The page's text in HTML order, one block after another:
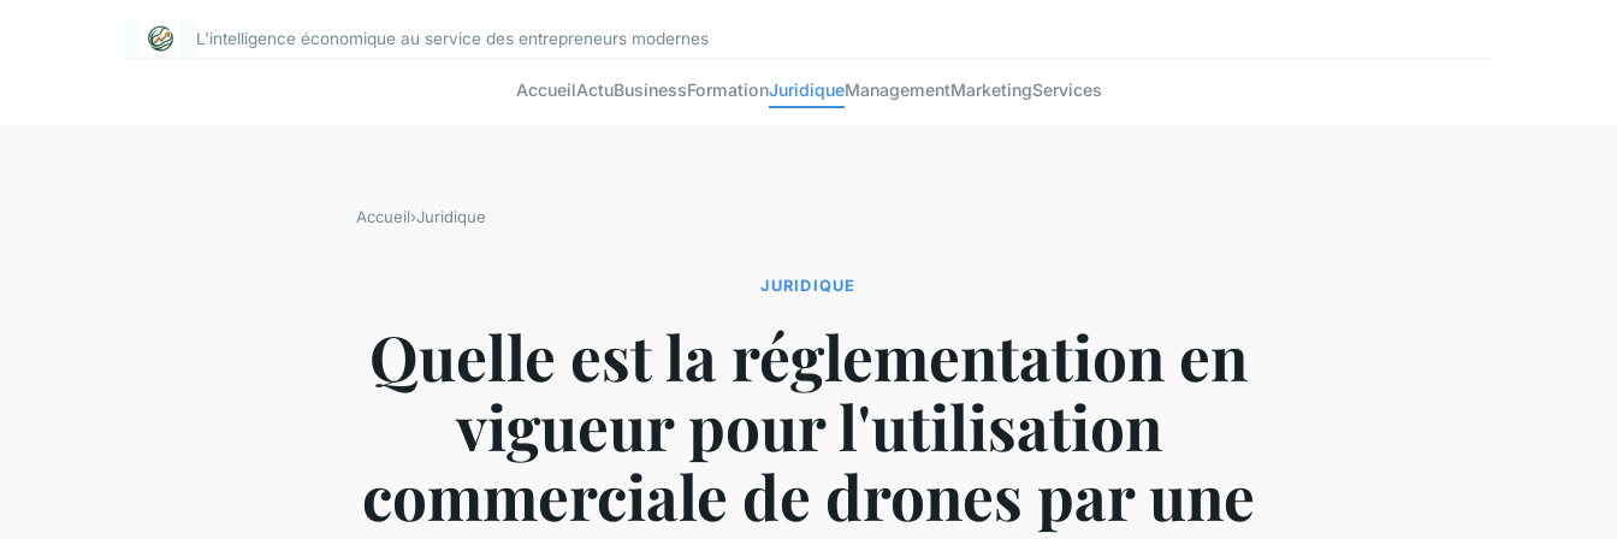
L'intelligence économique au service des entrepreneurs modernes
AccueilActuBusinessFormationJuridiqueManagementMarketingServices
Accueil›Juridique
JURIDIQUE
Quelle est la réglementation en
vigueur pour l'utilisation
commerciale de drones par une